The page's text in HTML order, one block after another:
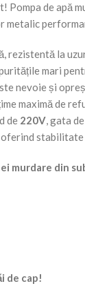
Pompa de apă
metalic
rezistentă la
mari
nevoie și
maximă de
de 220V, gata
oferind stabilitate
murdare din
de cap!